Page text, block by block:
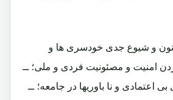
و شیوع جدی خودسری ها و
امنیت و مصئونیت فردی و ملی؛ ــ
و نا باوریها در جامعه؛ ــ